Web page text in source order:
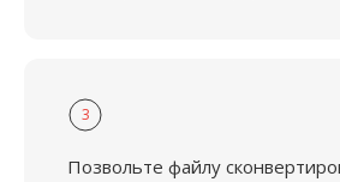
3
Позвольте файлу